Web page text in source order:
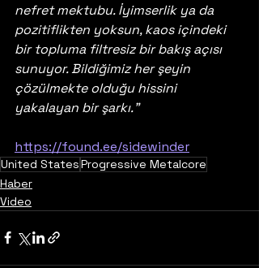
nefret mektubu. İyimserlik ya da
pozitiflikten yoksun, kaos içindeki
bir topluma filtresiz bir bakış açısı
sunuyor. Bildiğimiz her şeyin
çözülmekte olduğu hissini
yakalayan bir şarkı."
https://found.ee/sidewinder
United StatesProgressive Metalcore
Haber
Video